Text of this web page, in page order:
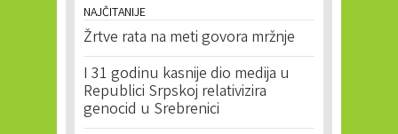
NAJČITANIJE
Žrtve rata na meti govora mržnje
I 31 godinu kasnije dio medija u
Republici Srpskoj relativizira
genocid u Srebrenici